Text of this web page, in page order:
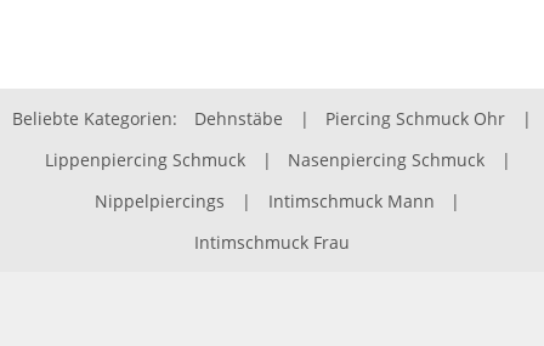
Beliebte Kategorien: Dehnstäbe | Piercing Schmuck Ohr
|
Lippenpiercing Schmuck
| Nasenpiercing Schmuck
|
Nippelpiercings
| Intimschmuck Mann
|
Intimschmuck Frau